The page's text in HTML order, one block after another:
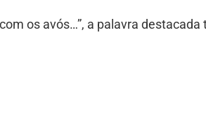
os avós…”, a palavra destacada